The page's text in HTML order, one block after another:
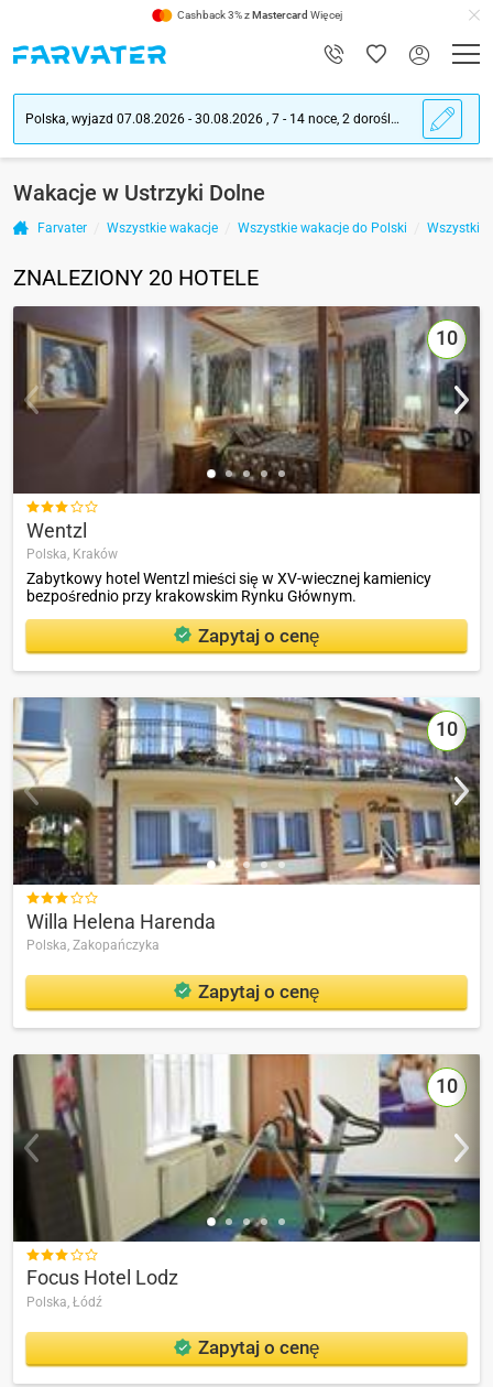
Cashback 3% zMastercard Więcej
Polska, wyjazd 07.08.2026 - 30.08.2026 , 7 - 14 noce, 2 dorośli ludzie
Wakacje w Ustrzyki Dolne
Farvater Wszystkie wakacje Wszystkie wakacje do Polski Wszystkie
ZNALEZIONY 20 HOTELE
10

Wentzl
Polska, Kraków
Zabytkowy hotel Wentzl mieści się w XV-wiecznej kamienicy
bezpośrednio przy krakowskim Rynku Głównym.
Zapytaj o cenę
10

Willa Helena Harenda
Polska, Zakopańczyka
Zapytaj o cenę
10

Focus Hotel Lodz
Polska, Łódź
Zapytaj o cenę